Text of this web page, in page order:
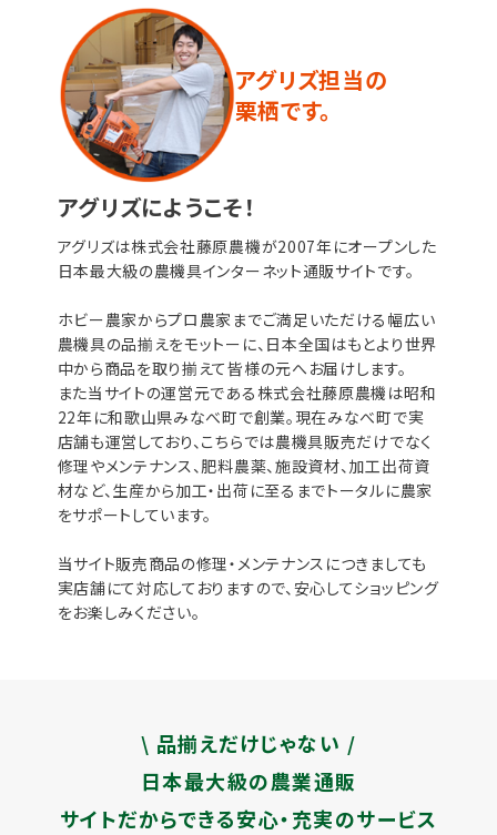
アグリズ担当の
栗栖です。
アグリズにようこそ！
アグリズは株式会社藤原農機が2007年にオープンした
日本最大級の農機具インターネット通販サイトです。
ホビー農家からプロ農家までご満足いただける幅広い
農機具の品揃えをモットーに、日本全国はもとより世界
中から商品を取り揃えて皆様の元へお届けします。
また当サイトの運営元である株式会社藤原農機は昭和
22年に和歌山県みなべ町で創業。現在みなべ町で実
店舗も運営しており、こちらでは農機具販売だけでなく
修理やメンテナンス、肥料農薬、施設資材、加工出荷資
材など、生産から加工・出荷に至るまでトータルに農家
をサポートしています。
当サイト販売商品の修理・メンテナンスにつきましても
実店舗にて対応しておりますので、安心してショッピング
をお楽しみください。
\ 品揃えだけじゃない /
日本最大級の農業通販
サイトだからできる安心・充実のサービス